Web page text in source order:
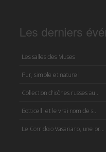
Les derniers
Les salles des Muses
Pur, simple et naturel
Collection d'icônes russes au...
Botticelli et le vrai nom de s...
Le Corridoio Vasariano, une pr...